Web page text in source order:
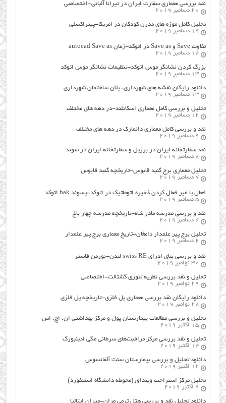
نقد بررسی معماری سفارت ایران در تیرانا آلبانی-اختصاصی
20 دسامبر 2019
تحلیل کامل موزه های مدرن کودکان در امریکا-پیتراکسلی
19 دسامبر 2019
تفاوت Save و Save as در اتوکد-زمان autocad Save as
14 دسامبر 2019
بزرگ کردن نشانگر موس اتوکد-تنظیمات نشانگر موس اتوکد
13 دسامبر 2019
دانلود رایگان نقشه های شهرداری-پلان ساختمان شهرداری
13 دسامبر 2019
تحلیل و بررسی کامل معماری اسکاتلند-در دهه های مختلف
12 دسامبر 2019
نقد و بررسی کامل معماری دانمارک در دهه های مختلف
9 دسامبر 2019
نقد سفارتخانه ایران در برزیل و سفارتخانه ایران در سوئد
8 دسامبر 2019
تحلیل معماری برج گنبد قابوس-تاریخچه گنبد قابوس
7 دسامبر 2019
فعال یا غیر فعال کردن ذخیره اتوماتیک در اتوکد-پسوند bak اتوکد
5 دسامبر 2019
نقد و بررسی مدرسه مادر شاه-تاریخچه مدرسه چهار باغ
4 دسامبر 2019
تحلیل برج پیر علمدار دامغان-تاریخ معماری برج پیر علمدار
2 دسامبر 2019
نقد و بررسی بنای ادرای swiss RE لندن-نورمن فاستر
30 نوامبر 2019
تحلیل و نقد بررسی نظریه تئوری گشتالت-اختصاصی
29 نوامبر 2019
دانلود رایگان نقد بررسی معماری پل فلزی-تاریخچه پل فلزی
28 نوامبر 2019
تحلیل و بررسی مطالعات بیمارستان پول و مرکز بهداشتی ان. اچ. اس
15 اکتبر 2019
تحلیل و نقد بررسی مرکز مراقبت‌های سرطانی مگی ادینبورگ
14 اکتبر 2019
دانلود تحلیل و بررسی بیمارستان سنت آلفانسوس
12 اکتبر 2019
تحلیل مرکز استراحت وینداور(محوطه دانشگاه استنفورد)
9 اکتبر 2019
دانلود تحلیل نقد و بررسی هتل ترمی مران-میران ایتالیا